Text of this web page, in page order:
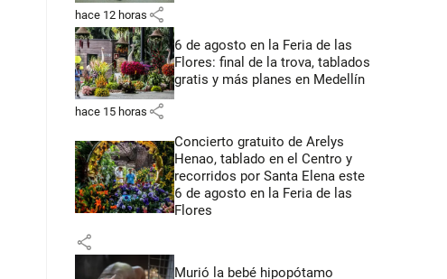
hace 12 horas share
6 de agosto en la Feria de las
Flores: final de la trova, tablados
gratis y más planes en Medellín
hace 15 horas share
Concierto gratuito de Arelys
Henao, tablado en el Centro y
recorridos por Santa Elena este
6 de agosto en la Feria de las
Flores
share
Murió la bebé hipopótamo